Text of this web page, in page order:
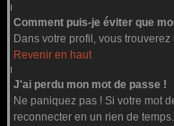
Comment puis-je éviter que
Dans votre profil, vous trouverez
Revenir en haut
J'ai perdu mon mot de passe !
Ne paniquez pas ! Si votre mot
reconnecter en un rien de temps.